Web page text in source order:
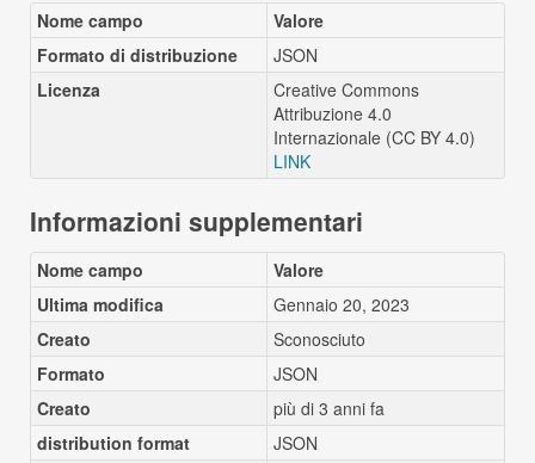
Nome campo
Valore
Formato di distribuzione
JSON
Licenza
Creative Commons
Attribuzione 4.0
Internazionale (CC BY 4.0)
LINK
Informazioni supplementari
Nome campo
Valore
Ultima modifica
Gennaio 20, 2023
Creato
Sconosciuto
Formato
JSON
Creato
più di 3 anni fa
distribution format
JSON